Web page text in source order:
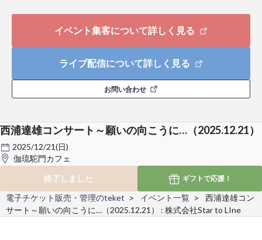
イベント集客について詳しく見る
ライブ配信について詳しく見る
お問い合わせ
西浦達雄コンサート～願いの向こうに…（2025.12.21）
2025/12/21(日)
伽琉駝門カフェ
終了しました
ギフトで応援！
電子チケット販売・管理のteket イベント一覧
西浦達雄コン
サート～願いの向こうに…（2025.12.21） : 株式会社Star to LIne